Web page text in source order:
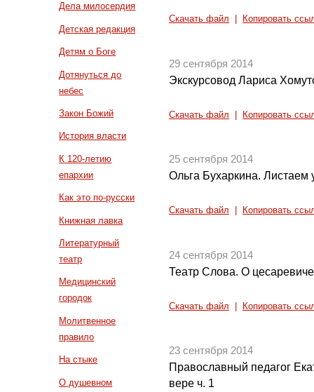
Дела милосердия
Детская редакция
Детям о Боге
Дотянуться до
небес
Закон Божий
История власти
К 120-летию
епархии
Как это по-русски
Книжная лавка
Литературный
театр
Медицинский
городок
Молитвенное
правило
На стыке
О душевном
Скачать файл Копировать
29 сентября 2014
Экскурсовод Лариса
Скачать файл Копировать
25 сентября 2014
Ольга Бухаркина. Листаем
Скачать файл Копировать
24 сентября 2014
Театр Слова. О
Скачать файл Копировать
23 сентября 2014
Православный педагог
вере ч. 1